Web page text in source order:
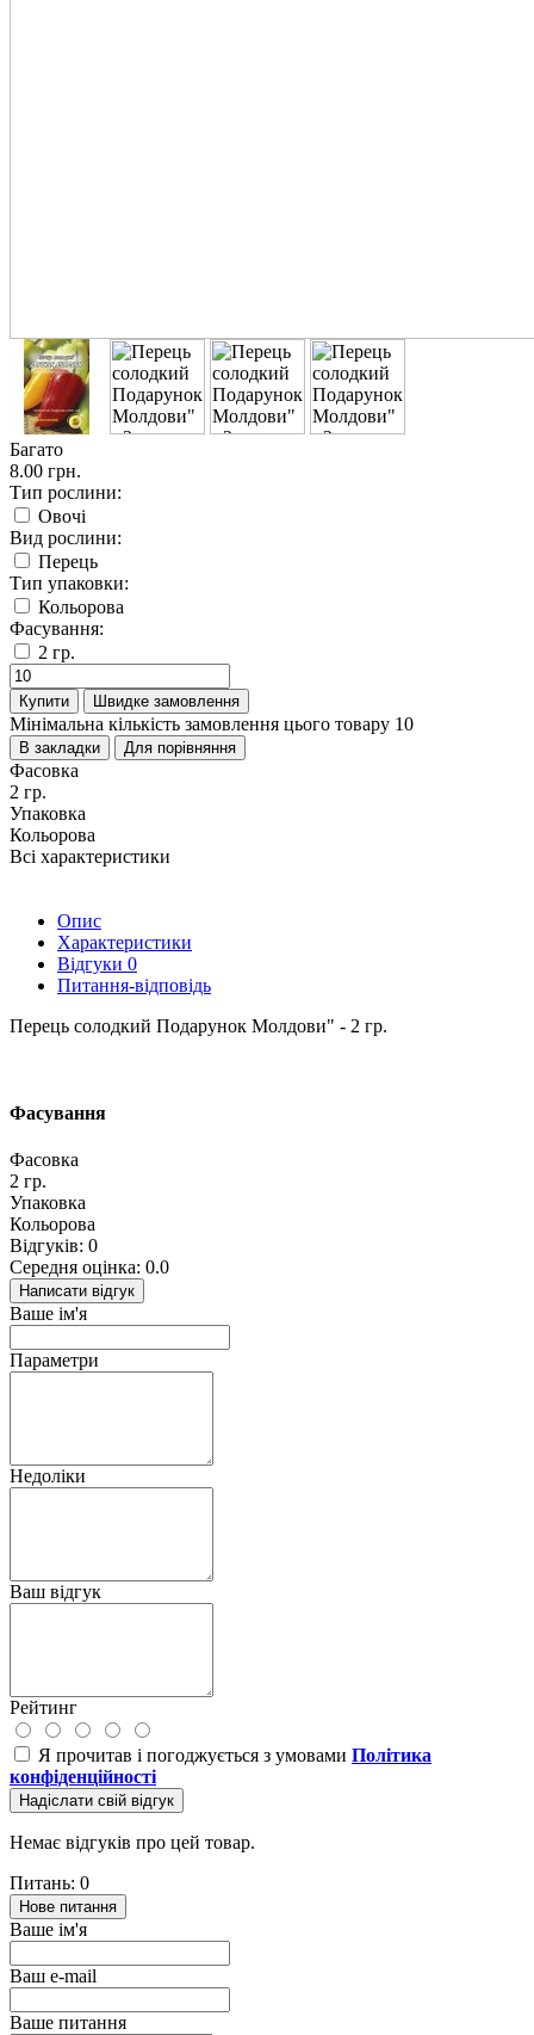
Багато
8.00 грн.
Тип рослини:
Овочі
Вид рослини:
Перець
Тип упаковки:
Кольорова
Фасування:
2 гр.
Купити Швидке замовлення
Мінімальна кількість замовлення цього товару 10
В закладки Для порівняння
Фасовка
2 гр.
Упаковка
Кольорова
Всі характеристики
Опис
Характеристики
Відгуки 0
Питання-відповідь
Перець солодкий Подарунок Молдови" - 2 гр.
Фасування
Фасовка
2 гр.
Упаковка
Кольорова
Відгуків: 0
Середня оцінка: 0.0
Написати відгук
Ваше ім'я
Параметри
Недоліки
Ваш відгук
Рейтинг
Я прочитав і погоджується з умовами Політика
конфіденційності
Надіслати свій відгук
Немає відгуків про цей товар.
Питань: 0
Нове питання
Ваше ім'я
Ваш e-mail
Ваше питання